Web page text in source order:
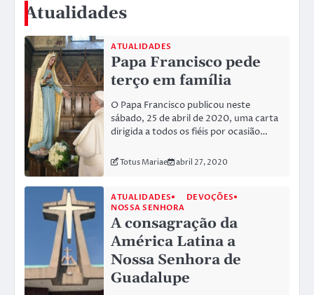
Atualidades
ATUALIDADES
Papa Francisco pede
terço em família
O Papa Francisco publicou neste
sábado, 25 de abril de 2020, uma carta
dirigida a todos os fiéis por ocasião…
Totus Mariae abril 27, 2020
ATUALIDADES
DEVOÇÕES
NOSSA SENHORA
A consagração da
América Latina a
Nossa Senhora de
Guadalupe